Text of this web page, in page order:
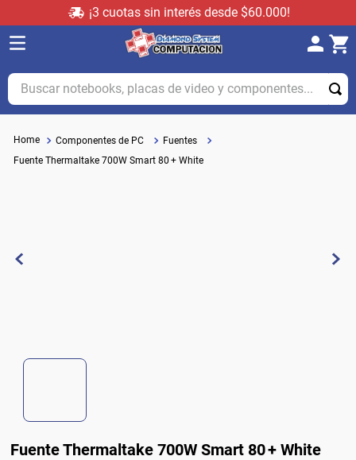
¡3 cuotas sin interés desde $60.000!
Buscar notebooks, placas de video y componentes...
Componentes de PC
Fuentes
Fuente Thermaltake 700W Smart 80 + White
Fuente Thermaltake 700W Smart 80 + White